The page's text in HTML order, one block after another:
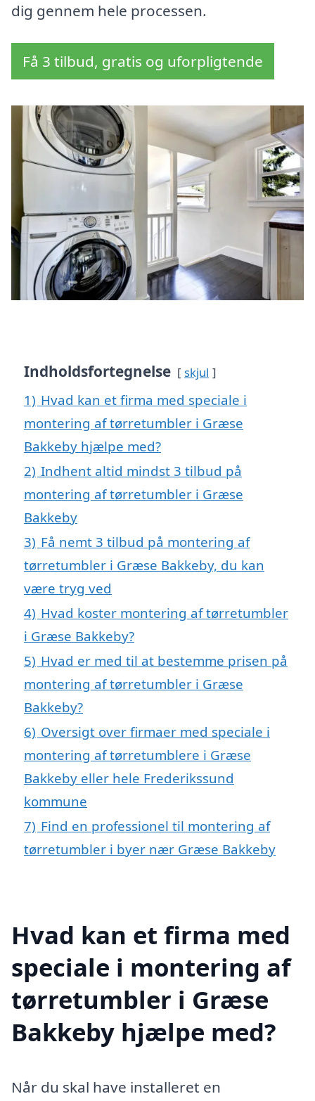
dig gennem hele processen.
Få 3 tilbud, gratis og uforpligtende
Indholdsfortegnelse skjul
1) Hvad kan et firma med speciale i
montering af tørretumbler i Græse
Bakkeby hjælpe med?
2) Indhent altid mindst 3 tilbud på
montering af tørretumbler i Græse
Bakkeby
3) Få nemt 3 tilbud på montering af
tørretumbler i Græse Bakkeby, du kan
være tryg ved
4) Hvad koster montering af tørretumbler
i Græse Bakkeby?
5) Hvad er med til at bestemme prisen på
montering af tørretumbler i Græse
Bakkeby?
6) Oversigt over firmaer med speciale i
montering af tørretumblere i Græse
Bakkeby eller hele Frederikssund
kommune
7) Find en professionel til montering af
tørretumbler i byer nær Græse Bakkeby
Hvad kan et firma med
speciale i montering af
tørretumbler i Græse
Bakkeby hjælpe med?
Når du skal have installeret en